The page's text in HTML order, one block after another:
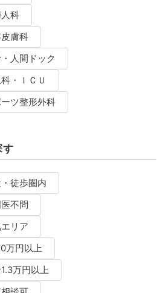
科
膚科
人間ドック
・ＩＣＵ
ツ整形外科
す
徒歩圏内
不問
リア
万円以上
万円以上